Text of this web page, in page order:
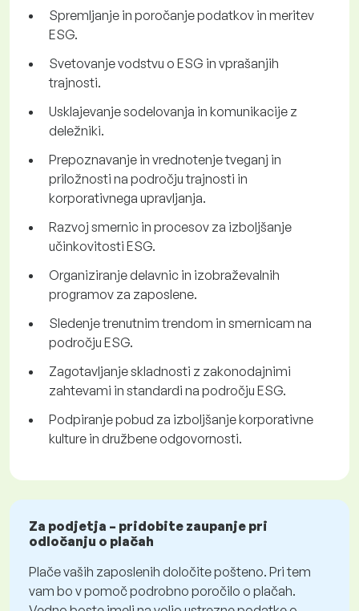
Spremljanje in poročanje podatkov in meritev
ESG.
Svetovanje vodstvu o ESG in vprašanjih
trajnosti.
Usklajevanje sodelovanja in komunikacije z
deležniki.
Prepoznavanje in vrednotenje tveganj in
priložnosti na področju trajnosti in
korporativnega upravljanja.
Razvoj smernic in procesov za izboljšanje
učinkovitosti ESG.
Organiziranje delavnic in izobraževalnih
programov za zaposlene.
Sledenje trenutnim trendom in smernicam na
področju ESG.
Zagotavljanje skladnosti z zakonodajnimi
zahtevami in standardi na področju ESG.
Podpiranje pobud za izboljšanje korporativne
kulture in družbene odgovornosti.
Za podjetja – pridobite zaupanje pri
odločanju o plačah
Plače vaših zaposlenih določite pošteno. Pri tem
vam bo v pomoč podrobno poročilo o plačah.